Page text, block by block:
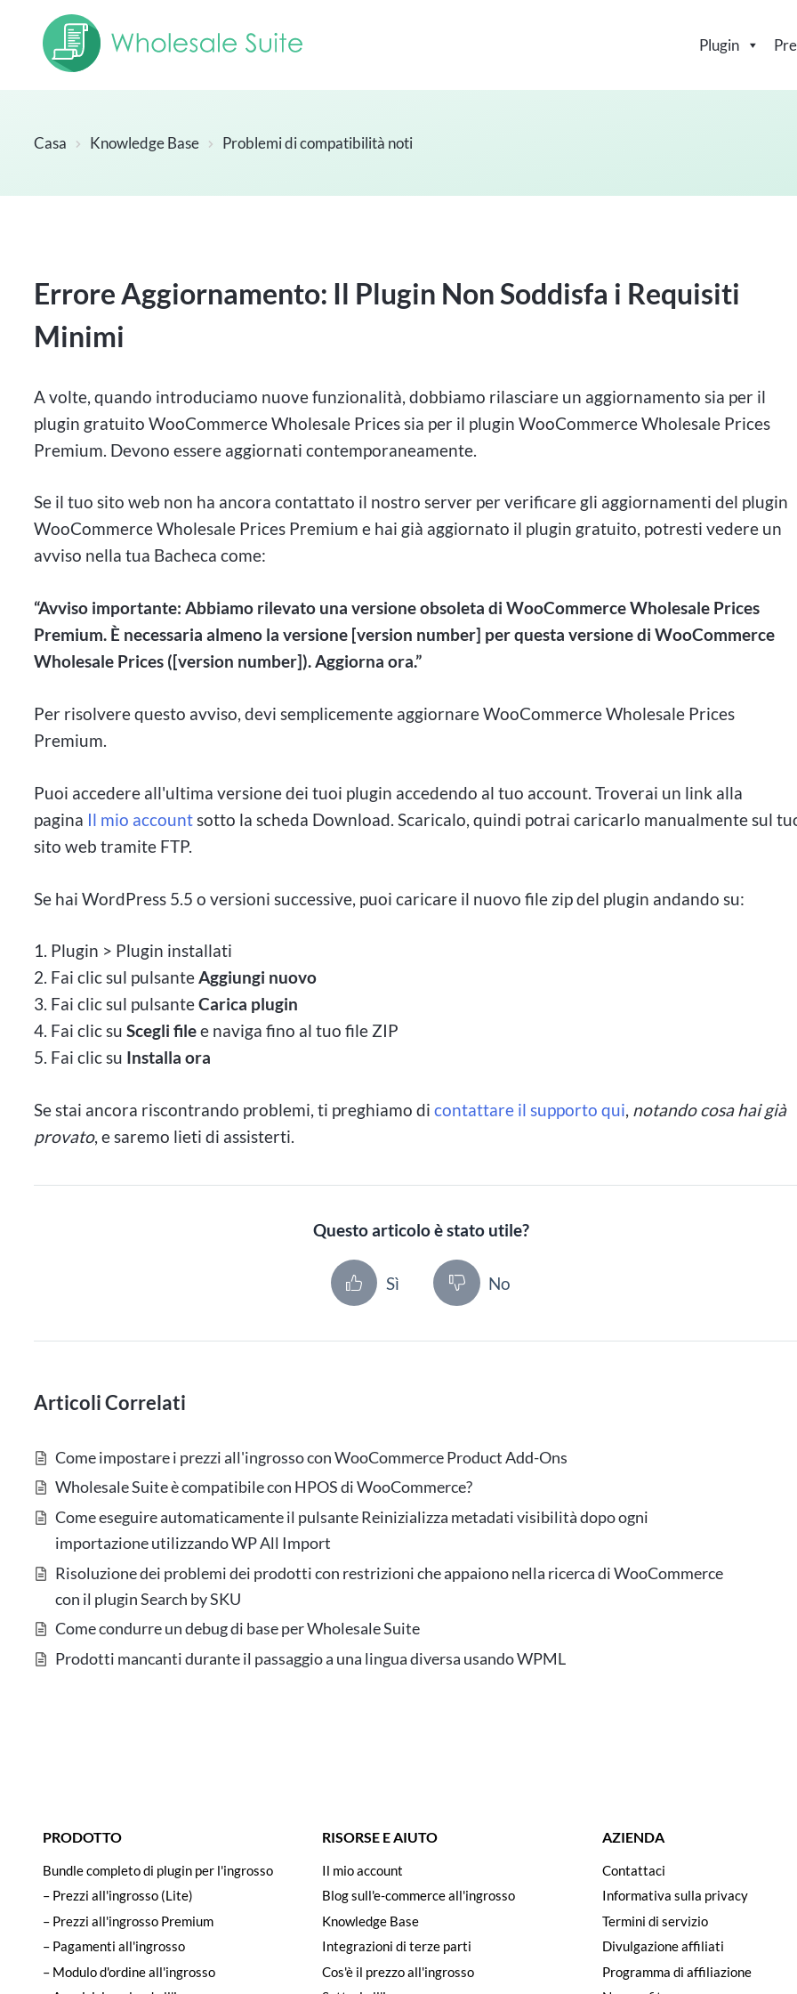
Plugin
Casa Knowledge Base Problemi di compatibilità noti
Errore Aggiornamento: Il Plugin Non Soddisfa i Requisiti
Minimi
A volte, quando introduciamo nuove funzionalità, dobbiamo rilasciare un aggiornamento sia per il
plugin gratuito WooCommerce Wholesale Prices sia per il plugin WooCommerce Wholesale Prices
Premium. Devono essere aggiornati contemporaneamente.
Se il tuo sito web non ha ancora contattato il nostro server per verificare gli aggiornamenti del plugin
WooCommerce Wholesale Prices Premium e hai già aggiornato il plugin gratuito, potresti vedere un
avviso nella tua Bacheca come:
“Avviso importante: Abbiamo rilevato una versione obsoleta di WooCommerce Wholesale Prices
Premium. È necessaria almeno la versione [version number] per questa versione di WooCommerce
Wholesale Prices ([version number]). Aggiorna ora.”
Per risolvere questo avviso, devi semplicemente aggiornare WooCommerce Wholesale Prices
Premium.
Puoi accedere all'ultima versione dei tuoi plugin accedendo al tuo account. Troverai un link alla
pagina Il mio accountsotto la scheda Download. Scaricalo, quindi potrai caricarlo manualmente sul
sito web tramite FTP.
Se hai WordPress 5.5 o versioni successive, puoi caricare il nuovo file zip del plugin andando su:
1. Plugin > Plugin installati
2. Fai clic sul pulsanteAggiungi nuovo
3. Fai clic sul pulsanteCarica plugin
4. Fai clic suScegli filee naviga fino al tuo file ZIP
5. Fai clic su Installa ora
Se stai ancora riscontrando problemi, ti preghiamo dicontattare il supporto qui, notando cosa hai già
provato, e saremo lieti di assisterti.
Questo articolo è stato utile?
Sì No
Articoli Correlati
Come impostare i prezzi all'ingrosso con WooCommerce Product Add-Ons
Wholesale Suite è compatibile con HPOS di WooCommerce?
Come eseguire automaticamente il pulsante Reinizializza metadati visibilità dopo ogni
importazione utilizzando WP All Import
Risoluzione dei problemi dei prodotti con restrizioni che appaiono nella ricerca di WooCommerce
con il plugin Search by SKU
Come condurre un debug di base per Wholesale Suite
Prodotti mancanti durante il passaggio a una lingua diversa usando WPML
PRODOTTO
Bundle completo di plugin per l'ingrosso
– Prezzi all'ingrosso (Lite)
– Prezzi all'ingrosso Premium
– Pagamenti all'ingrosso
– Modulo d'ordine all'ingrosso
RISORSE E AIUTO
Il mio account
Blog sull'e-commerce all'ingrosso
Knowledge Base
Integrazioni di terze parti
Cos'è il prezzo all'ingrosso
AZIENDA
Contattaci
Informativa sulla privacy
Termini di servizio
Divulgazione affiliati
Programma di affiliazione